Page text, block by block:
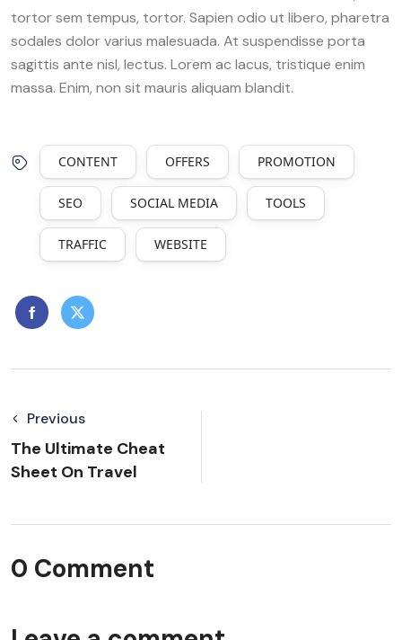
tortor sem tempus, tortor. Sapien odio ut libero, pharetra
sodales dolor varius malesuada. At suspendisse porta
sagittis ante nisl, lectus. Lorem ac lacus, tristique enim
massa. Enim, non sit mauris aliquam blandit.
CONTENT OFFERS PROMOTION
SEO SOCIAL MEDIA TOOLS
TRAFFIC WEBSITE
Previous
The Ultimate Cheat
Sheet On Travel
0 Comment